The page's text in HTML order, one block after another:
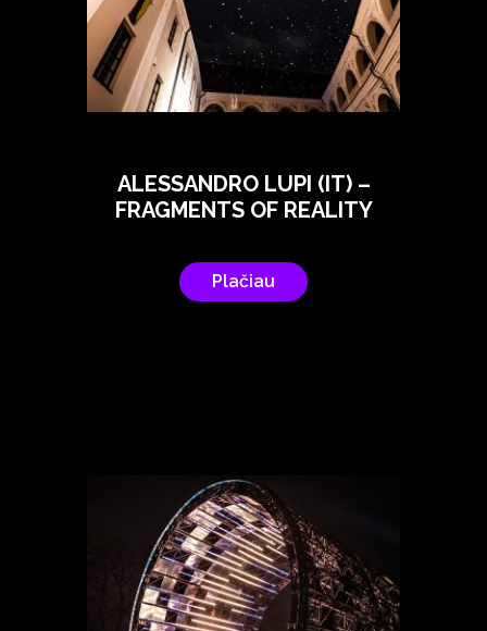
ALESSANDRO LUPI (IT) –
FRAGMENTS OF REALITY
Plačiau